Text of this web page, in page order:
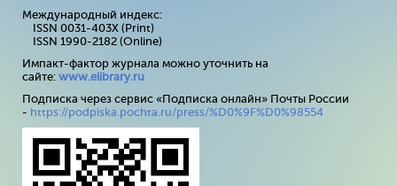
Международный индекс:
ISSN 0031-403X (Print)
ISSN 1990-2182 (Online)
Импакт-фактор журнала можно уточнить на
сайте: www.elibrary.ru
Подписка через сервис «Подписка онлайн» Почты России
- https://podpiska.pochta.ru/press/%D0%9F%D0%98554